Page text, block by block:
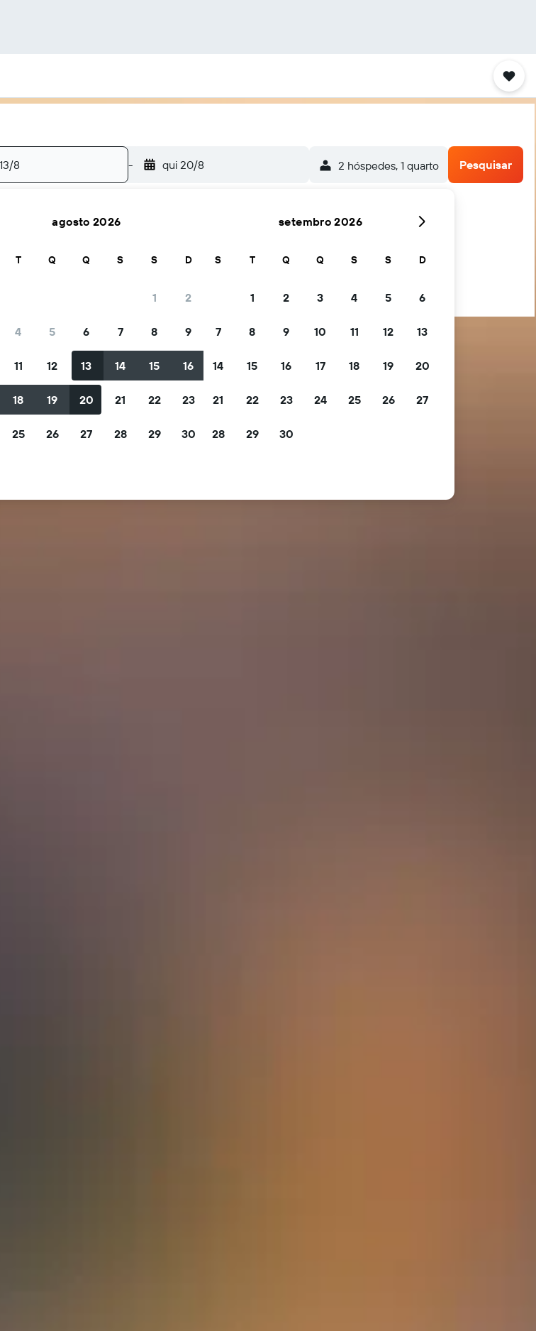
8 - qui 20/8 2 hóspedes, 1 quarto Pesquisar
tempo
agosto 2026
T Q Q S S D
1 2
4 5 6 7 8 9
11 12 13 14 15 16
18 19 20 21 22 23
25 26 27 28 29 30
setembro 2026
S T Q Q S S D
1 2 3 4 5 6
7 8 9 10 11 12 13
14 15 16 17 18 19 20
21 22 23 24 25 26 27
28 29 30